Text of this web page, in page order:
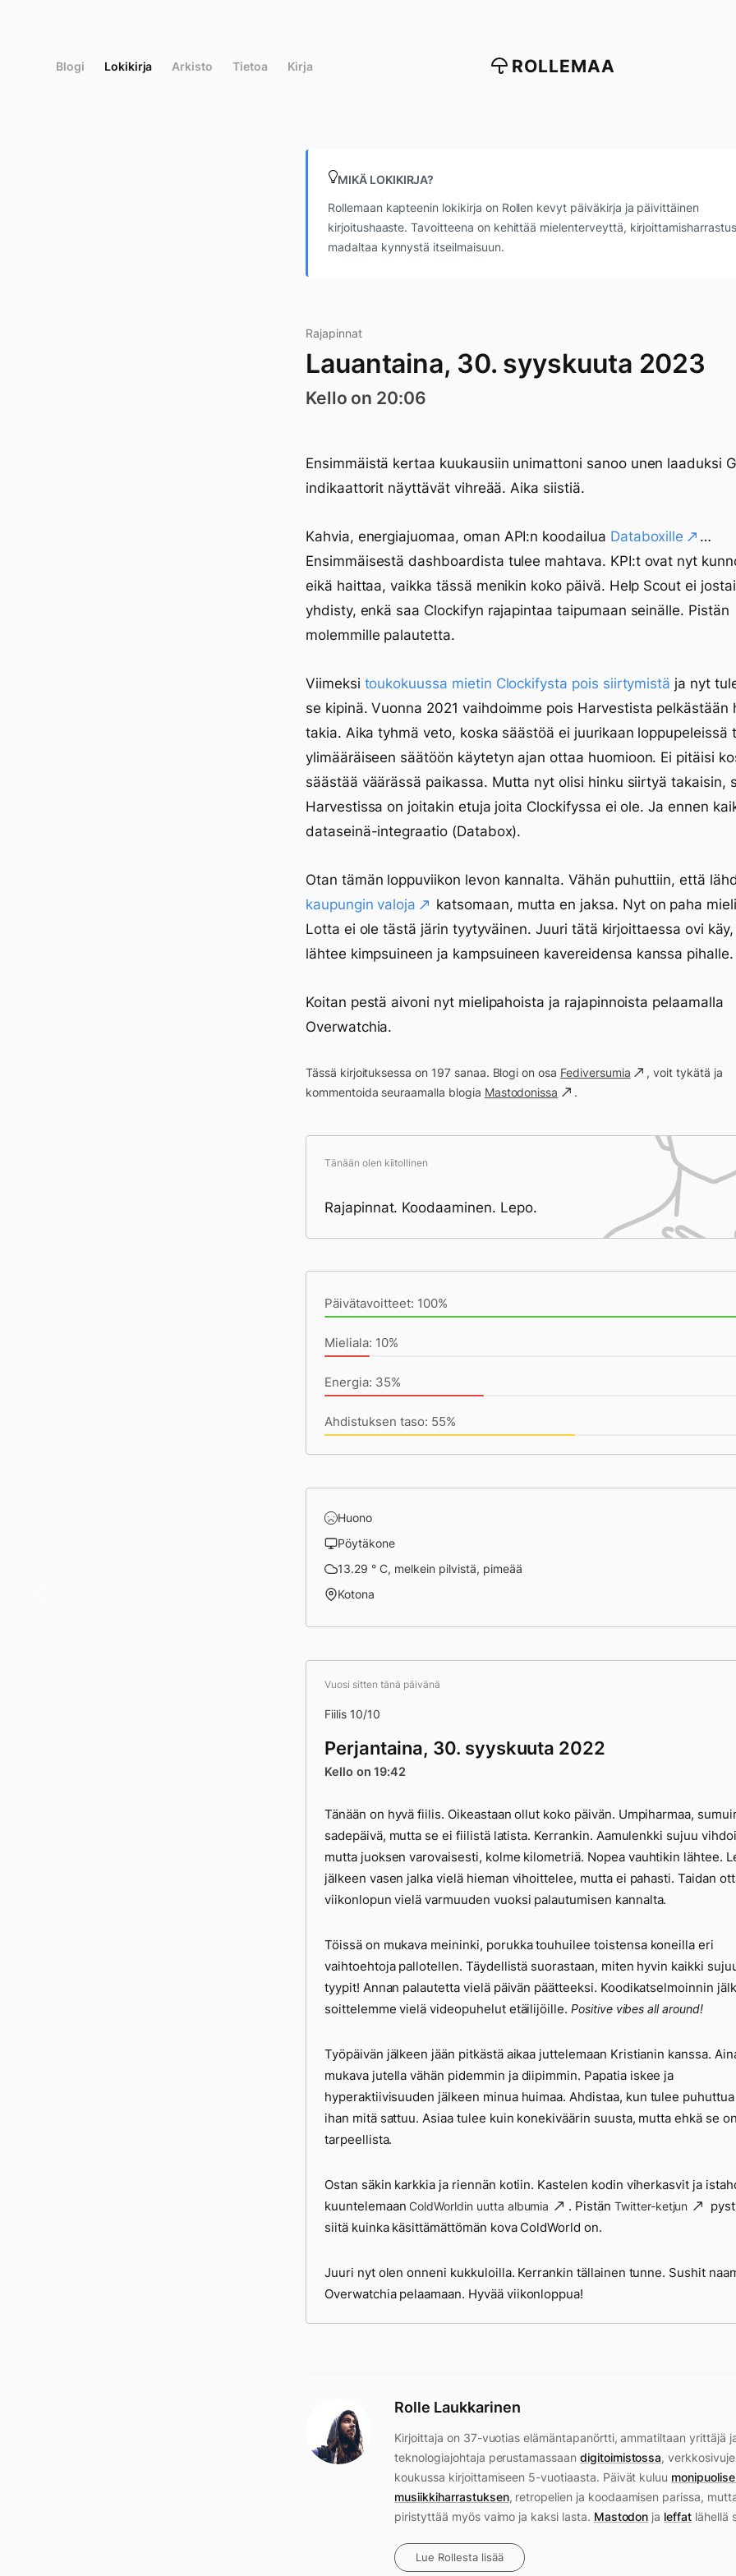
Blogi Lokikirja Arkisto Tietoa Kirja ROLLEMAA
MIKÄ LOKIKIRJA?
Rollemaan kapteenin lokikirja on Rollen kevyt päiväkirja ja päivittäinen
kirjoitushaaste. Tavoitteena on kehittää mielenterveyttä,
madaltaa kynnystä itseilmaisuun.
Rajapinnat
Lauantaina, 30. syyskuuta 2023
Kello on 20:06
Ensimmäistä kertaa kuukausiin unimattoni sanoo unen laaduksi
indikaattorit näyttävät vihreää. Aika siistiä.
Kahvia, energiajuomaa, oman API:n koodailua Databoxille
…
Ensimmäisestä dashboardista tulee mahtava. KPI:t ovat nyt
eikä haittaa, vaikka tässä menikin koko päivä. Help Scout ei
yhdisty, enkä saa Clockifyn rajapintaa taipumaan seinälle. Pistän
molemmille palautetta.
Viimeksi toukokuussa mietin Clockifysta pois siirtymistä ja nyt
se kipinä. Vuonna 2021 vaihdoimme pois Harvestista pelkästään
takia. Aika tyhmä veto, koska säästöä ei juurikaan loppupeleissä
ylimääräiseen säätöön käytetyn ajan ottaa huomioon. Ei pitäisi
säästää väärässä paikassa. Mutta nyt olisi hinku siirtyä takaisin,
Harvestissa on joitakin etuja joita Clockifyssa ei ole. Ja ennen
dataseinä-integraatio (Databox).
Otan tämän loppuviikon levon kannalta. Vähän puhuttiin, että
kaupungin valoja
katsomaan, mutta en jaksa. Nyt on paha
Lotta ei ole tästä järin tyytyväinen. Juuri tätä kirjoittaessa ovi
lähtee kimpsuineen ja kampsuineen kavereidensa kanssa pihalle.
Koitan pestä aivoni nyt mielipahoista ja rajapinnoista pelaamalla
Overwatchia.
Tässä kirjoituksessa on 197 sanaa. Blogi on osa Fediversumia
, voit tykätä ja
kommentoida seuraamalla blogia Mastodonissa .
Tänään olen kiitollinen
Rajapinnat. Koodaaminen. Lepo.
Päivätavoitteet: 100%
Mieliala: 10%
Energia: 35%
Ahdistuksen taso: 55%
Huono
Pöytäkone
13.29 ° C, melkein pilvistä, pimeää
Kotona
Vuosi sitten tänä päivänä
Fiilis 10/10
Perjantaina, 30. syyskuuta 2022
Kello on 19:42
Tänään on hyvä fiilis. Oikeastaan ollut koko päivän. Umpiharmaa,
sadepäivä, mutta se ei fiilistä latista. Kerrankin. Aamulenkki sujuu
mutta juoksen varovaisesti, kolme kilometriä. Nopea vauhtikin lähtee.
jälkeen vasen jalka vielä hieman vihoittelee, mutta ei pahasti. Taidan
viikonlopun vielä varmuuden vuoksi palautumisen kannalta.
Töissä on mukava meininki, porukka touhuilee toistensa koneilla eri
vaihtoehtoja pallotellen. Täydellistä suorastaan, miten hyvin kaikki
tyypit! Annan palautetta vielä päivän päätteeksi. Koodikatselmoinnin
soittelemme vielä videopuhelut etäilijöille. Positive vibes all around!
Työpäivän jälkeen jään pitkästä aikaa juttelemaan Kristianin kanssa.
mukava jutella vähän pidemmin ja diipimmin. Papatia iskee ja
hyperaktiivisuuden jälkeen minua huimaa. Ahdistaa, kun tulee puhuttua
ihan mitä sattuu. Asiaa tulee kuin konekiväärin suusta, mutta ehkä se on
tarpeellista.
Ostan säkin karkkia ja riennän kotiin. Kastelen kodin viherkasvit ja
kuuntelemaanColdWorldin uutta albumia . Pistän Twitter-ketjun
siitä kuinka käsittämättömän kova ColdWorld on.
Juuri nyt olen onneni kukkuloilla. Kerrankin tällainen tunne. Sushit
Overwatchia pelaamaan. Hyvää viikonloppua!
Rolle Laukkarinen
Kirjoittaja on 37-vuotias elämäntapanörtti, ammatiltaan yrittäjä
teknologiajohtaja perustamassaan digitoimistossa,
koukussa kirjoittamiseen 5-vuotiaasta. Päivät kuluu
musiikkiharrastuksen, retropelien ja koodaamisen parissa,
piristyttää myös vaimo ja kaksi lasta. Mastodon ja leffatlähellä
Lue Rollesta lisää
Investointi